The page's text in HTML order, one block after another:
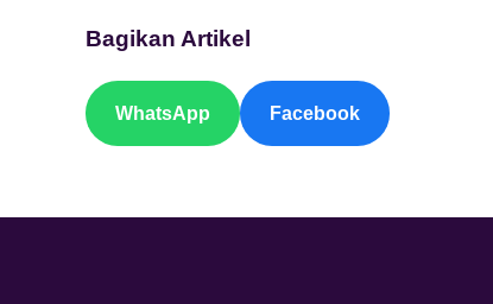
Bagikan Artikel
WhatsApp Facebook